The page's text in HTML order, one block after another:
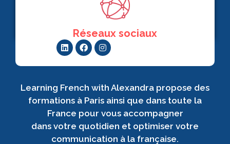
Réseaux sociaux
Learning French with Alexandra propose des
formations à Paris ainsi que dans toute la
France pour vous accompagner
dans votre quotidien et optimiser votre
communication à la française.